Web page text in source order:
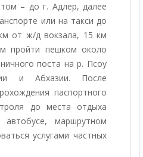
– до г. Адлер, далее
или на такси до
от ж/д вокзала, 15 км
пройти пешком около
поста на р. Псоу
и Абхазии. После
паспортного
до места отдыха
маршрутном
услугами частных